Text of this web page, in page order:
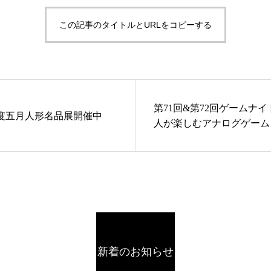
この記事のタイトルとURLをコピーする
五月人形名品展開催中
第71回&第72回ゲームナイ
人が楽しむアナログゲーム
新着のお知らせ